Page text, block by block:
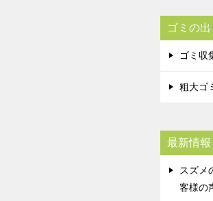
ゴミの
ゴミ収
粗大ゴ
最新情報
スズメ
客様の